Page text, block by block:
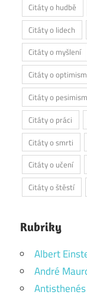
Citáty o hudbě
Citáty o lidech
Citáty o myšlení
Citáty o
Citáty o
Citáty o práci
Citáty o smrti
Citáty o učení
Citáty o štěstí
Rubriky
Albert
André
Antisthenés